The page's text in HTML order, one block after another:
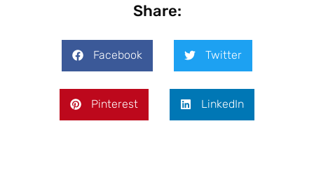
Share:
Facebook Twitter
Pinterest LinkedIn